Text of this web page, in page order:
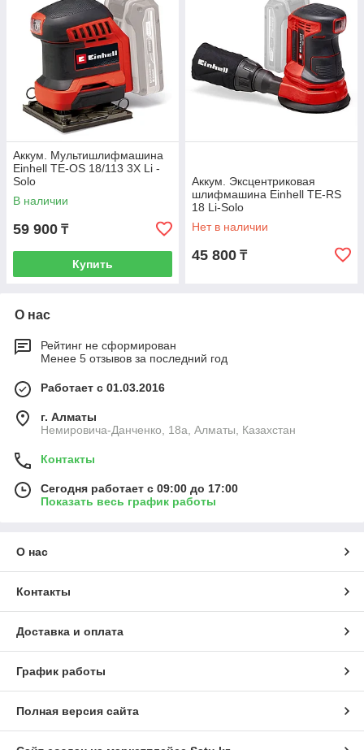
Аккум. Мультишлифмашина
Einhell TE-OS 18/113 3X Li -
Solo
В наличии
59 900 ₸
Купить
Аккум. Эксцентриковая
шлифмашина Einhell TE-RS
18 Li-Solo
Нет в наличии
45 800 ₸
О нас
Рейтинг не сформирован
Менее 5 отзывов за последний год
Работает с 01.03.2016
г. Алматы
Немировича-Данченко, 18а, Алматы, Казахстан
Контакты
Сегодня работает с 09:00 до 17:00
Показать весь график работы
О нас
Контакты
Доставка и оплата
График работы
Полная версия сайта